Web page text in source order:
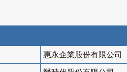
惠永企業股份有限公司